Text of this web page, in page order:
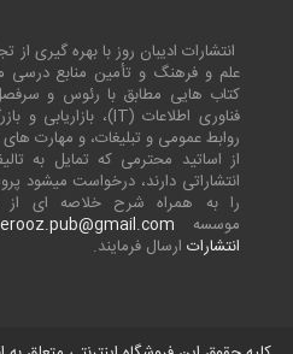
انتشارات ادیبان روز با بهره گیری
علم و فرهنگ و تأمین منابع درسی
کتاب هایی مطابق با رئوس و
فناوری اطلاعات (IT)، بازاریابی و
روابط عمومی و تبلیغات، و مهارت
از اساتید محترمی که تمایل به
انتشاراتی دارند، درخواست میشود
را به همراه شرح خلاصه ای
موسسه
انتشارات ارسال فرمایند.